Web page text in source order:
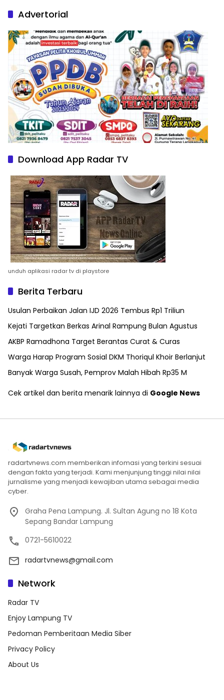
Advertorial
Download App Radar TV
unduh aplikasi radar tv di playstore
Berita Terbaru
Usulan Perbaikan Jalan IJD 2026 Tembus Rp1 Triliun
Kejati Targetkan Berkas Arinal Rampung Bulan Agustus
AKBP Ramadhona Target Berantas Curat & Curas
Warga Harap Program Sosial DKM Thoriqul Khoir Berlanjut
Banyak Warga Susah, Pemprov Malah Hibah Rp35 M
Cek artikel dan berita menarik lainnya di Google News
radartvnews.com memberikan infomasi yang terkini sesuai
dengan fakta yang terjadi. Kami menjunjung tinggi nilai nilai
jurnalisme yang menjadi kewajiban utama sebagai media
cyber.
Graha Pena Lampung. Jl. Sultan Agung no 18 Kota
Sepang Bandar Lampung
0721-5610022
radartvnews@gmail.com
Network
Radar TV
Enjoy Lampung TV
Pedoman Pemberitaan Media Siber
Privacy Policy
About Us